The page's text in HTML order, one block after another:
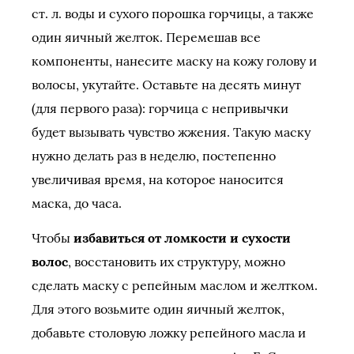
ст. л. воды и сухого порошка горчицы, а также
один яичный желток. Перемешав все
компоненты, нанесите маску на кожу голову и
волосы, укутайте. Оставьте на десять минут
(для первого раза): горчица с непривычки
будет вызывать чувство жжения. Такую маску
нужно делать раз в неделю, постепенно
увеличивая время, на которое наносится
маска, до часа.
Чтобы избавиться от ломкости и сухости
волос, восстановить их структуру, можно
сделать маску с репейным маслом и желтком.
Для этого возьмите один яичный желток,
добавьте столовую ложку репейного масла и